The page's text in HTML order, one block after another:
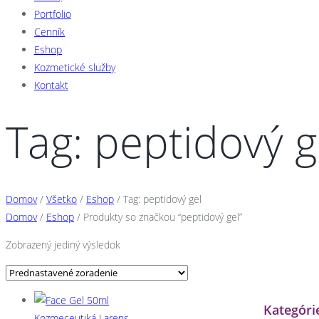
Portfolio
Cenník
Eshop
Kozmetické služby
Kontakt
Tag: peptidový
Domov/ Všetko / Eshop / Tag: peptidový gel
Domov/ Eshop / Produkty so značkou “peptidový gel”
Zobrazený jediný výsledok